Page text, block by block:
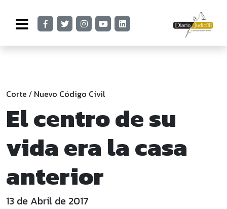
Corte / Nuevo Código Civil
El centro de su
vida era la casa
anterior
13 de Abril de 2017